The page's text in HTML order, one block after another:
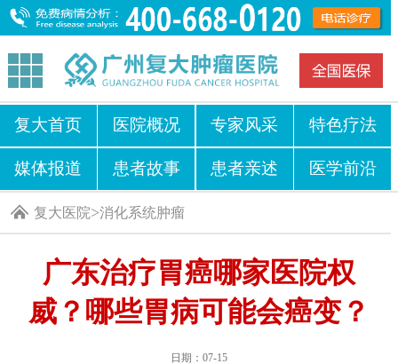
复大首页 医院概况 专家风采 特色疗法
媒体报道 患者故事 患者亲述 医学前沿
复大医院>消化系统肿瘤
广东治疗胃癌哪家医院权
威？哪些胃病可能会癌变？
日期：07-15